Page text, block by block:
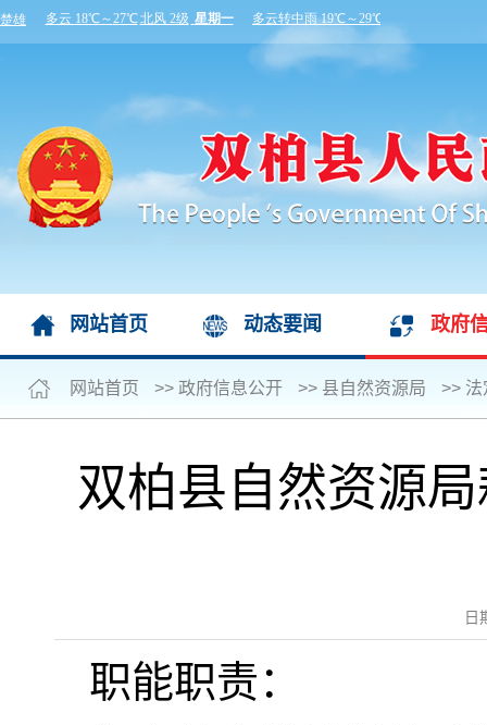
网站首页 动态要闻 政府
网站首页 >> 政府信息公开 >> 县自然资源局 >> 法
双柏县自然资源
日
职能职责：